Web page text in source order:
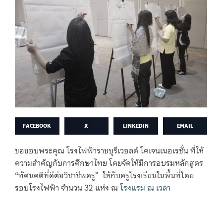
FACEBOOK X LINKEDIN EMAIL
ขอขอบพระคุณ โรงไฟฟ้าราชบุรีเวอลด์ โคเจนเนอเรชั่น ที่ให้
ความสำคัญกับการศึกษาไทย โดยจัดให้มีการอบรมหลักสูตร
“ทัศนคติที่ดีต่อวิชาชีพครู” ให้กับครูโรงเรียนในพื้นที่โดย
รอบโรงไฟฟ้า จำนวน 32 แห่ง ณโรงแรม ณ เวลา